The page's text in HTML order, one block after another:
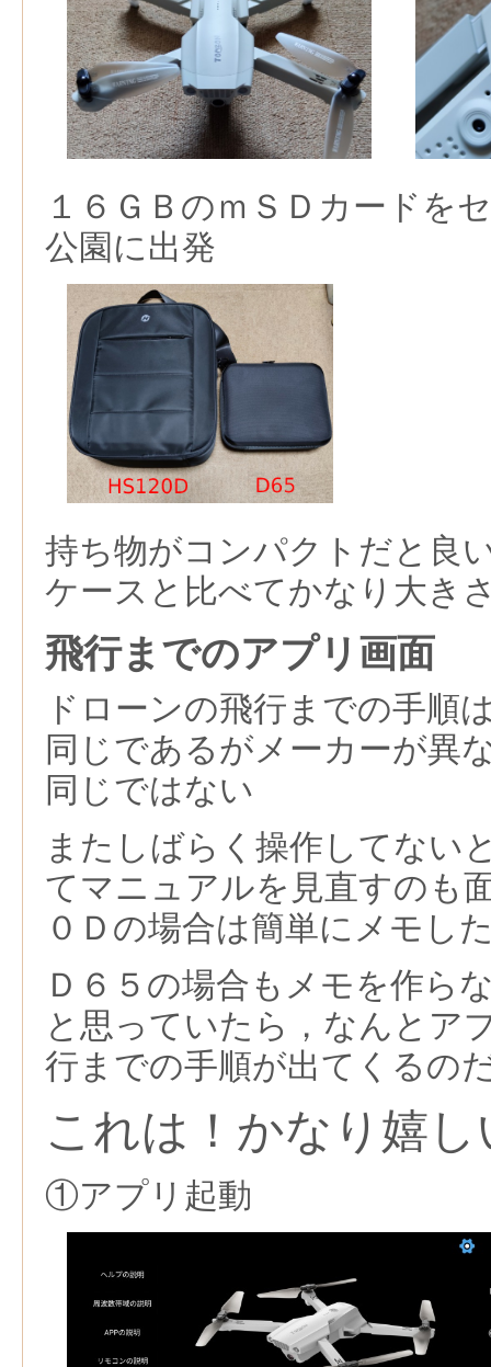
１６ＧＢのｍＳＤカードを
公園に出発
持ち物がコンパクトだと良
ケースと比べてかなり大き
飛行までのアプリ画面
ドローンの飛行までの手順
同じであるがメーカーが異
同じではない
またしばらく操作してない
てマニュアルを見直すのも
０Ｄの場合は簡単にメモし
Ｄ６５の場合もメモを作ら
と思っていたら，なんとア
行までの手順が出てくるの
これは！かなり嬉し
①アプリ起動